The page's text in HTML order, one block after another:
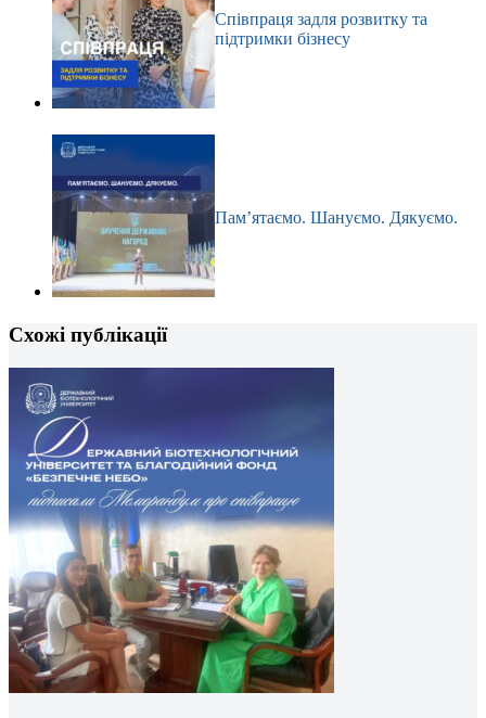
Співпраця задля розвитку та
підтримки бізнесу
Пам’ятаємо. Шануємо. Дякуємо.
Схожі публікації